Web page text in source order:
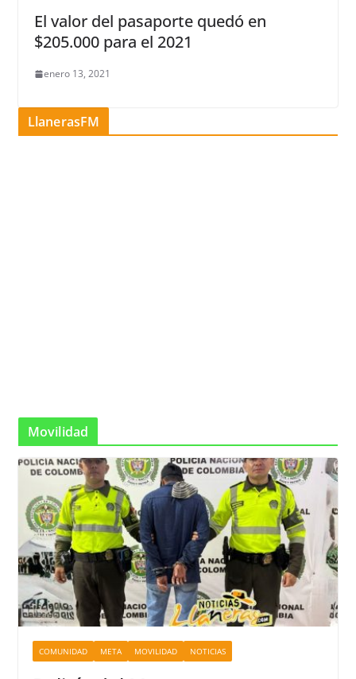
El valor del pasaporte quedó en
$205.000 para el 2021
enero 13, 2021
LlanerasFM
Movilidad
COMUNIDAD META MOVILIDAD NOTICIAS